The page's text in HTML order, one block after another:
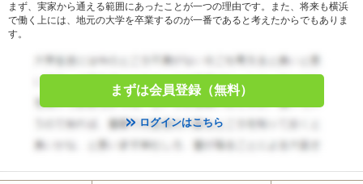
まず、実家から通える範囲にあったことが一つの理由です。また、将来も横浜
で働く上には、地元の大学を卒業するのが一番であると考えたからでもありま
す。
まずは会員登録（無料）
ログインはこちら